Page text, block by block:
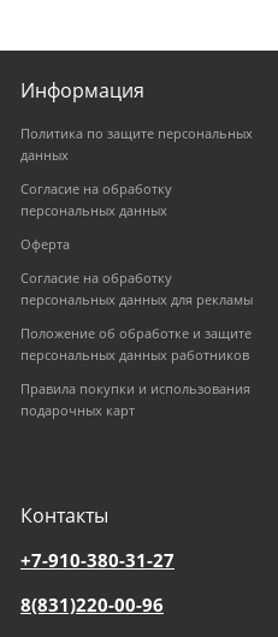
Информация
Политика по защите персональных
данных
Согласие на обработку
персональных данных
Оферта
Согласие на обработку
персональных данных для рекламы
Положение об обработке и защите
персональных данных работников
Правила покупки и использования
подарочных карт
Контакты
+7-910-380-31-27
8(831)220-00-96